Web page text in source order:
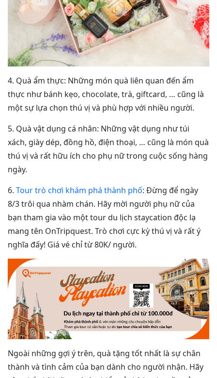
4. Quà ẩm thực: Những món quà liên quan đến ẩm
thực như bánh kẹo, chocolate, trà, giftcard, … cũng là
một sự lựa chọn thú vị và phù hợp với nhiều người.
5. Quà vật dụng cá nhân: Những vật dụng như túi
xách, giày dép, đồng hồ, điện thoại, … cũng là món quà
thú vị và rất hữu ích cho phụ nữ trong cuộc sống hàng
ngày.
6. Tour trò chơi khám phá thành phố: Đừng để ngày
8/3 trôi qua nhàm chán. Hãy mời người phụ nữ của
bạn tham gia vào một tour du lịch staycation độc lạ
mang tên OnTripquest. Trò chơi cực kỳ thú vị và rất ý
nghĩa đấy! Giá vé chỉ từ 80K/ người.
Ngoài những gợi ý trên, quà tặng tốt nhất là sự chân
thành và tình cảm của bạn dành cho người nhận. Hãy